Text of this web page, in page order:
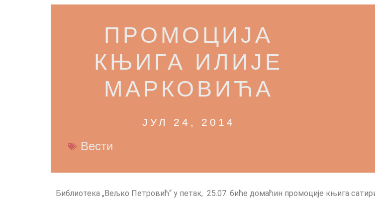
ПРОМОЦИЈА
КЊИГА ИЛИЈЕ
МАРКОВИЋА
ЈУЛ 24, 2014
Вести
Библиотека „Вељко Петровић“ у петак, 25.07. биће домаћин промоције књига